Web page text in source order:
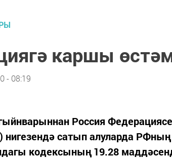
каршы
- 08:19
Россия
нигезендә сатып алуларда
кодексының 19.28